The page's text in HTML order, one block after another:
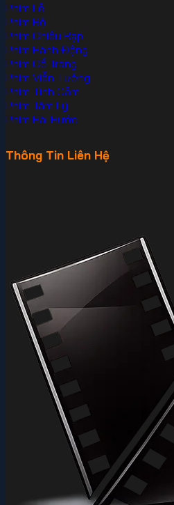
Phim Lẻ
Phim Bộ
Phim Chiếu Rạp
Phim Hành Động
Phim Cổ Trang
Phim Viễn Tưởng
Phim Tình Cảm
Phim Tâm Lý
Phim Hài Hước
Thông Tin Liên Hệ